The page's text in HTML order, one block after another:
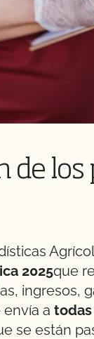
de los
2025que
ingresos,
a
se están